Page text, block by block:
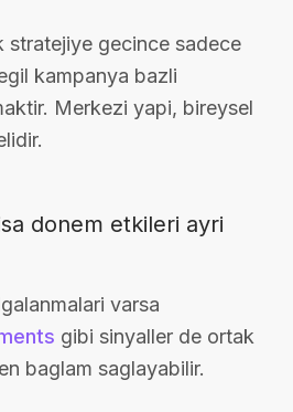
stratejiye gecince sadece
kampanya bazli
Merkezi yapi, bireysel
donem etkileri ayri
varsa
gibi sinyaller de ortak
baglam saglayabilir.